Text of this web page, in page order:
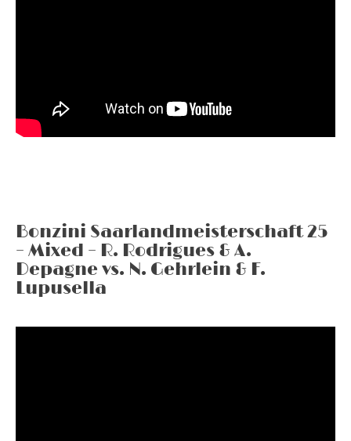
Bonzini Saarlandmeisterschaft 25
– Mixed – R. Rodrigues & A.
Depagne vs. N. Gehrlein & F.
Lupusella